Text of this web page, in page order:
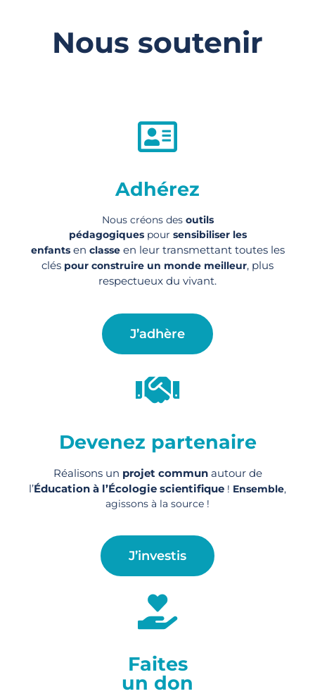
Nous soutenir
Adhérez
Nous créons des outils
pédagogiquespour sensibiliser les
enfantsen classeen leur transmettant toutes les
clés pour construire un monde meilleur, plus
respectueux du vivant.
J’adhère
Devenez partenaire
Réalisons un projet communautour de
l’Éducation à l’Écologie scientifique ! Ensemble,
agissons à la source !
J’investis
Faites
un don